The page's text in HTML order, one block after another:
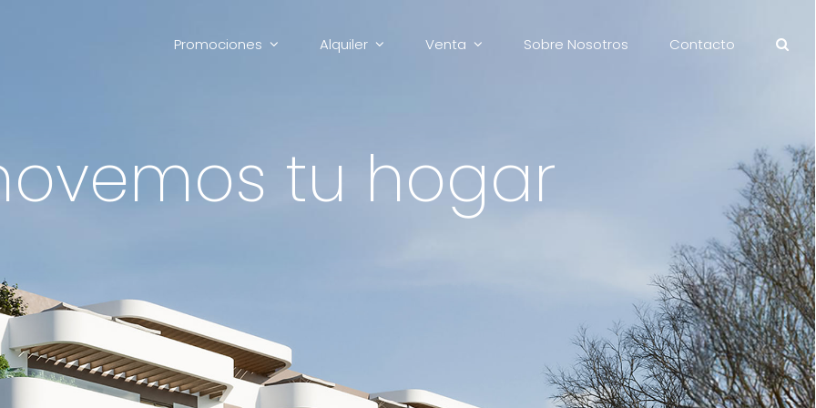
Promociones Alquiler Venta Sobre Nosotros Contacto
tu hogar